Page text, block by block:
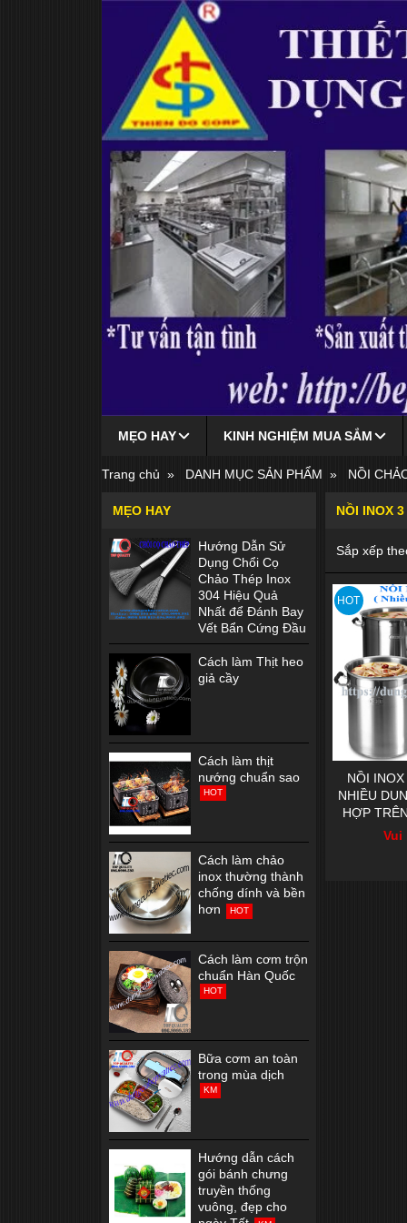
MẸO HAY KINH NGHIỆM MUA SẮM
Trang chủ DANH MỤC SẢN PHẨM NỒI
MẸO HAY
Hướng Dẫn Sử
Dụng Chổi Cọ
Chảo Thép Inox
304 Hiệu Quả
Nhất để Đánh Bay
Vết Bẩn Cứng Đầu
Cách làm Thịt heo
giả cầy
Cách làm thịt
nướng chuẩn sao
HOT
Cách làm chảo
inox thường thành
chống dính và bền
hơn
HOT
Cách làm cơm trộn
chuẩn Hàn Quốc
HOT
Bữa cơm an toàn
trong mùa dịch
KM
Hướng dẫn cách
gói bánh chưng
truyền thống
vuông, đẹp cho
NỒI INOX
Sắp xếp
HOT
NỒI
NHIỀU
HỢP
Vui